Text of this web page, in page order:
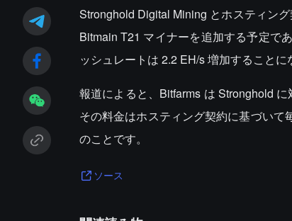
Stronghold Digital Mining とホスティン
Bitmain T21 マイナーを追加する予定で
ッシュレートは 2.2 EH/s 増加することに
報道によると、Bitfarms は Stronghold
その料金はホスティング契約に基づい
のことです。
ソース